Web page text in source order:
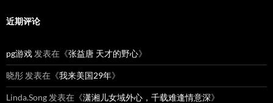
近期评论
pg游戏 发表在《张益唐 天才的野心》
晓彤 发表在《我来美国29年》
Linda.Song 发表在《潇湘儿女域外心，千载难逢情意深》